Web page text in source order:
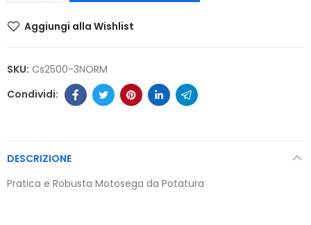
Aggiungi alla Wishlist
SKU: Cs2500-3NORM
DESCRIZIONE
Pratica e Robusta Motosega da Potatura